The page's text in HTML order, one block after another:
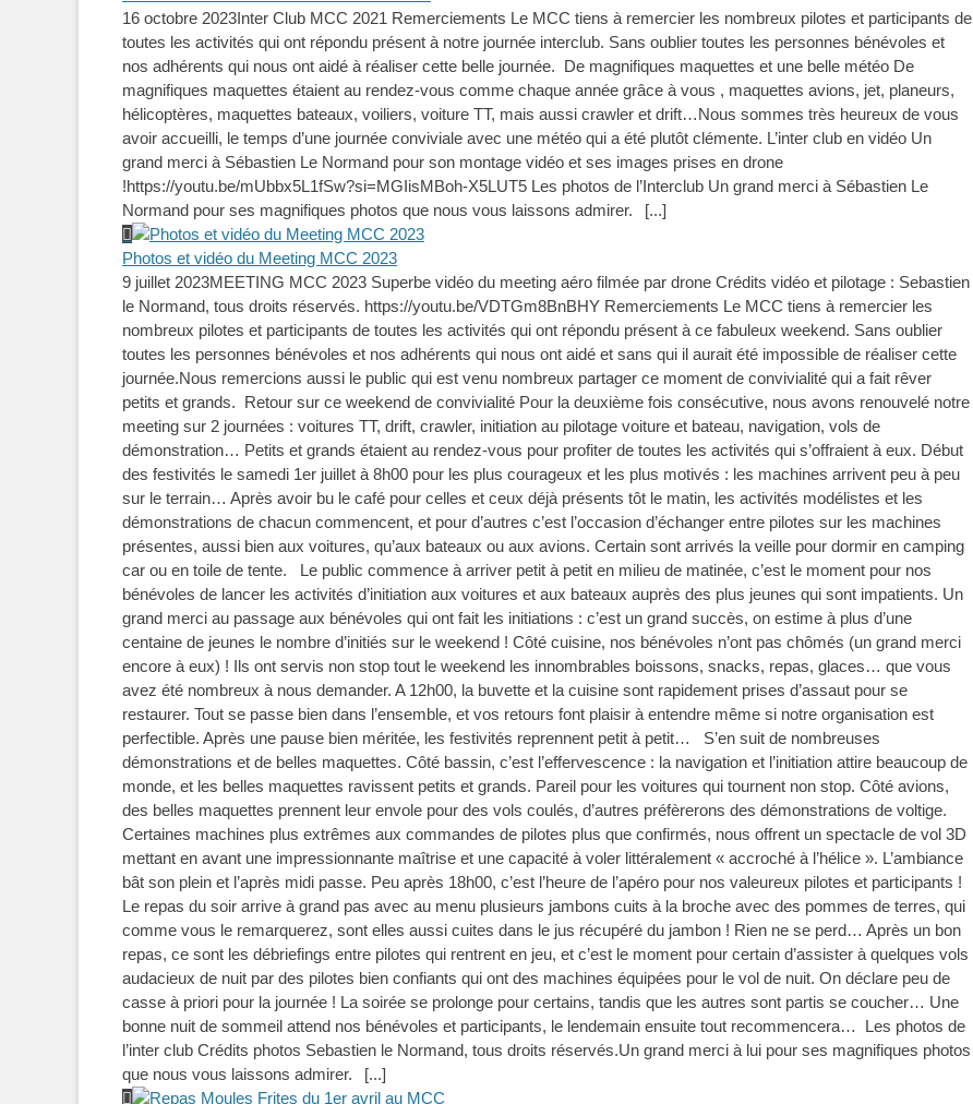
16 octobre 2023Inter Club MCC 2021 Remerciements Le MCC tiens à remercier les nombreux pilotes et participants de
toutes les activités qui ont répondu présent à notre journée interclub. Sans oublier toutes les personnes bénévoles et
nos adhérents qui nous ont aidé à réaliser cette belle journée. De magnifiques maquettes et une belle météo De
magnifiques maquettes étaient au rendez-vous comme chaque année grâce à vous , maquettes avions, jet, planeurs,
hélicoptères, maquettes bateaux, voiliers, voiture TT, mais aussi crawler et drift…Nous sommes très heureux de vous
avoir accueilli, le temps d’une journée conviviale avec une météo qui a été plutôt clémente. L’inter club en vidéo Un
grand merci à Sébastien Le Normand pour son montage vidéo et ses images prises en drone
!https://youtu.be/mUbbx5L1fSw?si=MGIisMBoh-X5LUT5 Les photos de l’Interclub Un grand merci à Sébastien Le
Normand pour ses magnifiques photos que nous vous laissons admirer.
[...]
Photos et vidéo du Meeting MCC 2023
9 juillet 2023MEETING MCC 2023 Superbe vidéo du meeting aéro filmée par drone Crédits vidéo et pilotage : Sebastien
le Normand, tous droits réservés. https://youtu.be/VDTGm8BnBHY Remerciements Le MCC tiens à remercier les
nombreux pilotes et participants de toutes les activités qui ont répondu présent à ce fabuleux weekend. Sans oublier
toutes les personnes bénévoles et nos adhérents qui nous ont aidé et sans qui il aurait été impossible de réaliser cette
journée.Nous remercions aussi le public qui est venu nombreux partager ce moment de convivialité qui a fait rêver
petits et grands. Retour sur ce weekend de convivialité Pour la deuxième fois consécutive, nous avons renouvelé notre
meeting sur 2 journées : voitures TT, drift, crawler, initiation au pilotage voiture et bateau, navigation, vols de
démonstration… Petits et grands étaient au rendez-vous pour profiter de toutes les activités qui s’offraient à eux. Début
des festivités le samedi 1er juillet à 8h00 pour les plus courageux et les plus motivés : les machines arrivent peu à peu
sur le terrain… Après avoir bu le café pour celles et ceux déjà présents tôt le matin, les activités modélistes et les
démonstrations de chacun commencent, et pour d’autres c’est l’occasion d’échanger entre pilotes sur les machines
présentes, aussi bien aux voitures, qu’aux bateaux ou aux avions. Certain sont arrivés la veille pour dormir en camping
car ou en toile de tente. Le public commence à arriver petit à petit en milieu de matinée, c’est le moment pour nos
bénévoles de lancer les activités d’initiation aux voitures et aux bateaux auprès des plus jeunes qui sont impatients. Un
grand merci au passage aux bénévoles qui ont fait les initiations : c’est un grand succès, on estime à plus d’une
centaine de jeunes le nombre d’initiés sur le weekend ! Côté cuisine, nos bénévoles n’ont pas chômés (un grand merci
encore à eux) ! Ils ont servis non stop tout le weekend les innombrables boissons, snacks, repas, glaces… que vous
avez été nombreux à nous demander. A 12h00, la buvette et la cuisine sont rapidement prises d’assaut pour se
restaurer. Tout se passe bien dans l’ensemble, et vos retours font plaisir à entendre même si notre organisation est
perfectible. Après une pause bien méritée, les festivités reprennent petit à petit… S’en suit de nombreuses
démonstrations et de belles maquettes. Côté bassin, c’est l’effervescence : la navigation et l’initiation attire beaucoup de
monde, et les belles maquettes ravissent petits et grands. Pareil pour les voitures qui tournent non stop. Côté avions,
des belles maquettes prennent leur envole pour des vols coulés, d’autres préfèrerons des démonstrations de voltige.
Certaines machines plus extrêmes aux commandes de pilotes plus que confirmés, nous offrent un spectacle de vol 3D
mettant en avant une impressionnante maîtrise et une capacité à voler littéralement « accroché à l’hélice ». L’ambiance
bât son plein et l’après midi passe. Peu après 18h00, c’est l’heure de l’apéro pour nos valeureux pilotes et participants !
Le repas du soir arrive à grand pas avec au menu plusieurs jambons cuits à la broche avec des pommes de terres, qui
comme vous le remarquerez, sont elles aussi cuites dans le jus récupéré du jambon ! Rien ne se perd… Après un bon
repas, ce sont les débriefings entre pilotes qui rentrent en jeu, et c’est le moment pour certain d’assister à quelques vols
audacieux de nuit par des pilotes bien confiants qui ont des machines équipées pour le vol de nuit. On déclare peu de
casse à priori pour la journée ! La soirée se prolonge pour certains, tandis que les autres sont partis se coucher… Une
bonne nuit de sommeil attend nos bénévoles et participants, le lendemain ensuite tout recommencera… Les photos de
l’inter club Crédits photos Sebastien le Normand, tous droits réservés.Un grand merci à lui pour ses magnifiques photos
que nous vous laissons admirer.
[...]